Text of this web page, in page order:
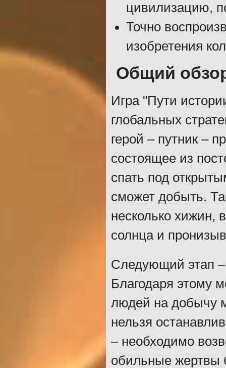
цивилизацию,
Точно
изобретения
Общий
Игра "Пути
глобальных
герой – путник –
состоящее из
спать под
сможет добыть.
несколько хижин,
солнца и
Следующий этап –
Благодаря этому
людей на добычу
нельзя
– необходимо
обильные жертвы